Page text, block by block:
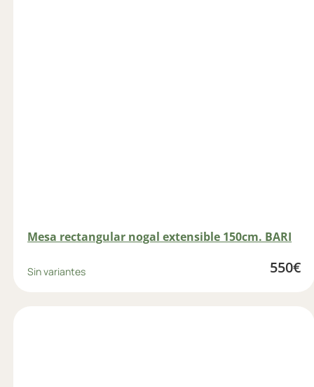
Mesa rectangular nogal extensible 150cm. BARI
Sin variantes 550€